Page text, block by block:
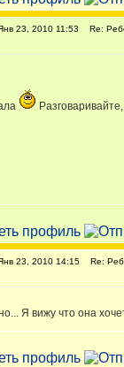
23, 2010 11:53 Re:
23, 2010 14:15 Re:
Я вижу что она